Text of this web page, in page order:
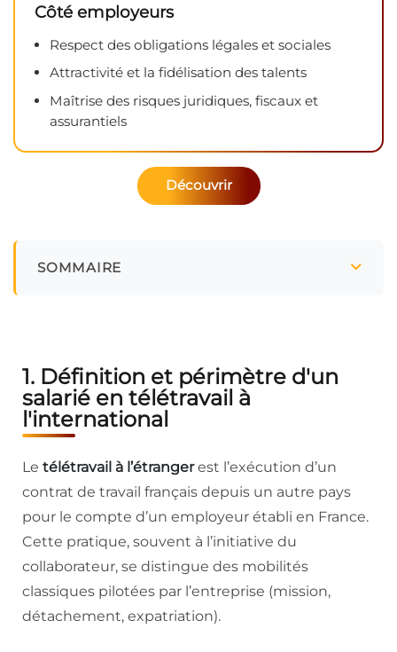
Côté employeurs
Respect des obligations légales et sociales
Attractivité et la fidélisation des talents
Maîtrise des risques juridiques, fiscaux et
assurantiels
Découvrir
SOMMAIRE
1. Définition et périmètre d'un
salarié en télétravail à
l'international
Le télétravail à l’étrangerest l’exécution d’un
contrat de travail français depuis un autre pays
pour le compte d’un employeur établi en France.
Cette pratique, souvent à l’initiative du
collaborateur, se distingue des mobilités
classiques pilotées par l’entreprise (mission,
détachement, expatriation).